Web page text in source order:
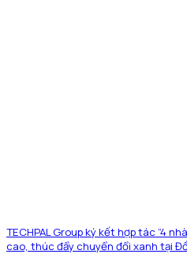
TECHPAL Group ký kết hợp tác “4
cao, thúc đẩy chuyển đổi xanh tại